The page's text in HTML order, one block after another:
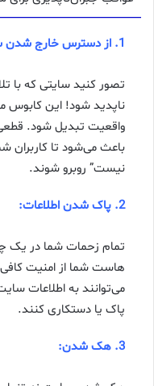
1. از دسترس خارج شدن سایت:
تصور کنید سایتی که با
ناپدید شود! این کابوس
واقعیت تبدیل شود.
باعث می‌شود تا کاربران
نیست” روبرو شوند.
2. پاک شدن اطلاعات:
تمام زحمات شما در یک
هاست شما از امنیت کافی
می‌توانند به اطلاعات
پاک یا دستکاری کنند.
3. هک شدن: